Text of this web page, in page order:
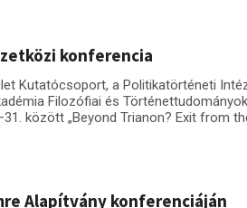
konferencia
Kutatócsoport, a Politikatörténeti
Filozófiai és
között „Beyond Trianon? Exit from
Alapítvány konferenciáján